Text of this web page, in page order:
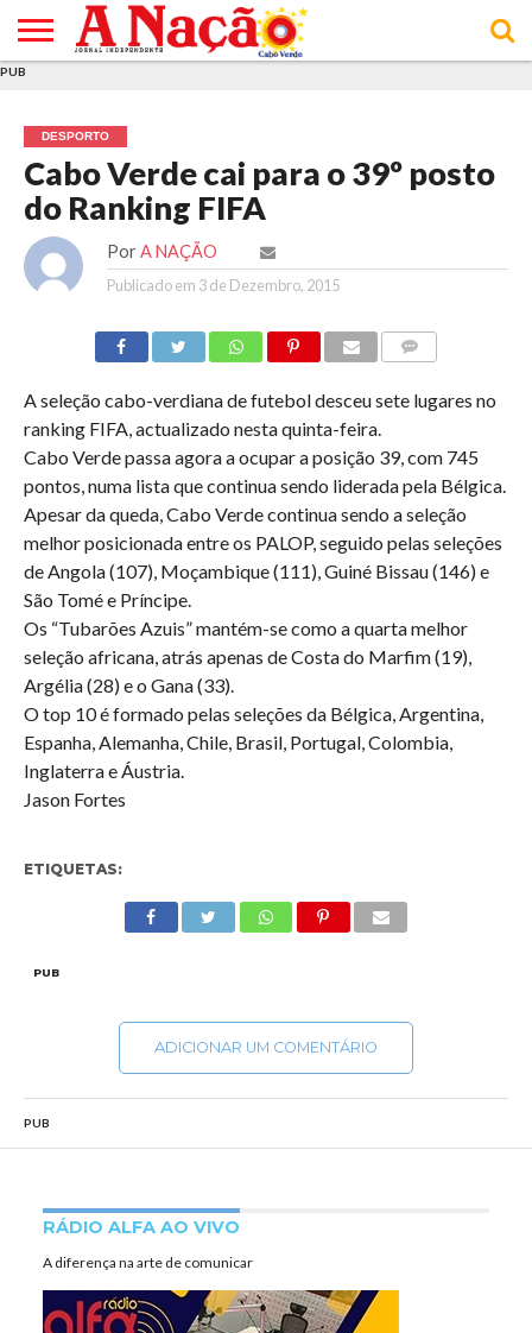
E DE
COOKIES
DE
UTILIZAÇÃO
PUB
DESPORTO
Cabo Verde cai para o 39º posto
do Ranking FIFA
Por A NAÇÃO
Publicado em 3 de Dezembro, 2015
A seleção cabo-verdiana de futebol desceu sete lugares no
ranking FIFA, actualizado nesta quinta-feira.
Cabo Verde passa agora a ocupar a posição 39, com 745
pontos, numa lista que continua sendo liderada pela Bélgica.
Apesar da queda, Cabo Verde continua sendo a seleção
melhor posicionada entre os PALOP, seguido pelas seleções
de Angola (107), Moçambique (111), Guiné Bissau (146) e
São Tomé e Príncipe.
Os “Tubarões Azuis” mantém-se como a quarta melhor
seleção africana, atrás apenas de Costa do Marfim (19),
Argélia (28) e o Gana (33).
O top 10 é formado pelas seleções da Bélgica, Argentina,
Espanha, Alemanha, Chile, Brasil, Portugal, Colombia,
Inglaterra e Áustria.
Jason Fortes
ETIQUETAS:
PUB
ADICIONAR UM COMENTÁRIO
PUB
RÁDIO ALFA AO VIVO
A diferença na arte de comunicar